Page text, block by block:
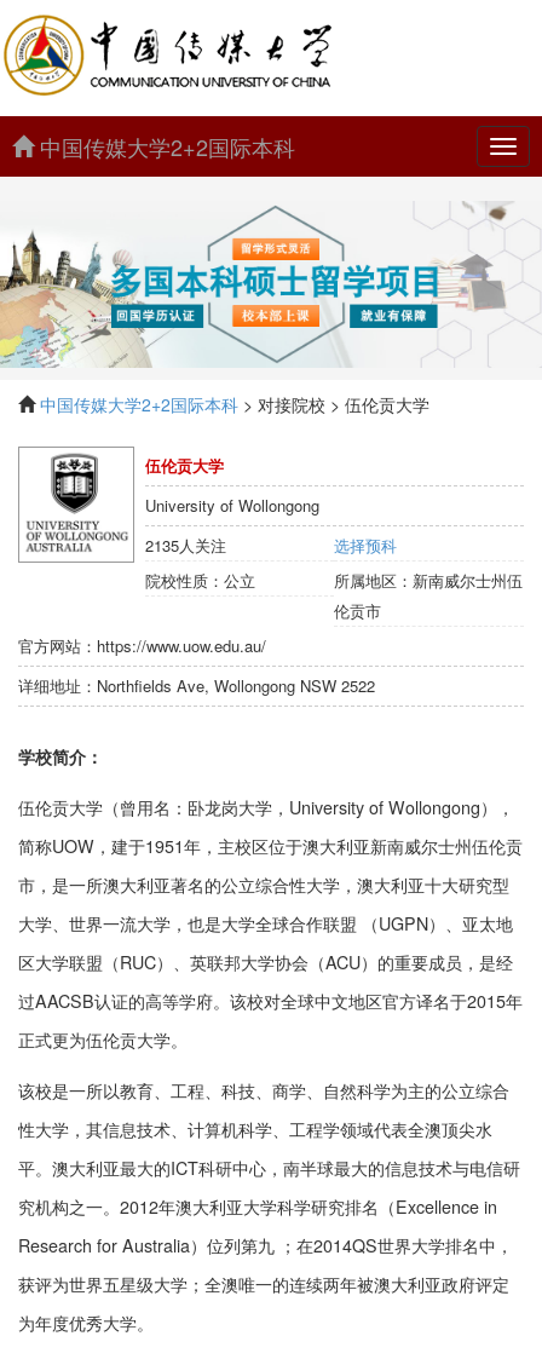
中
国
传
大
学
2+2
际
本
科
中国传媒大学2+2国际本科
中国传媒大学2+2国际本科 > 对接院校 > 伍伦贡大学
伍伦贡大学
University of Wollongong
2135人关注
选择预科
院校性质： 公立 所属地区： 新南威尔士州伍
伦贡市
官方网站： https://www.uow.edu.au/
详细地址： Northfields Ave, Wollongong NSW 2522
学校简介：
伍伦贡大学（曾用名：卧龙岗大学，University of Wollongong），
简称UOW，建于1951年，主校区位于澳大利亚新南威尔士州伍伦贡
市，是一所澳大利亚著名的公立综合性大学，澳大利亚十大研究型
大学、世界一流大学，也是大学全球合作联盟 （UGPN）、亚太地
区大学联盟（RUC）、英联邦大学协会（ACU）的重要成员，是经
过AACSB认证的高等学府。该校对全球中文地区官方译名于2015年
正式更为伍伦贡大学。
该校是一所以教育、工程、科技、商学、自然科学为主的公立综合
性大学，其信息技术、计算机科学、工程学领域代表全澳顶尖水
平。澳大利亚最大的ICT科研中心，南半球最大的信息技术与电信研
究机构之一。2012年澳大利亚大学科学研究排名（Excellence in
Research for Australia）位列第九 ；在2014QS世界大学排名中，
获评为世界五星级大学；全澳唯一的连续两年被澳大利亚政府评定
为年度优秀大学。